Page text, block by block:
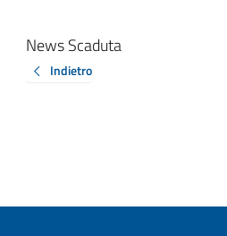
News Scaduta
Indietro